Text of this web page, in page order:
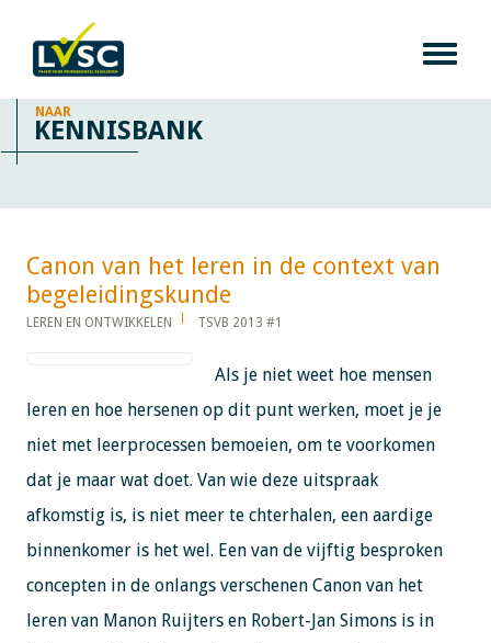
NAAR
KENNISBANK
Canon van het leren in de context van
begeleidingskunde​​​​​​
LEREN EN ONTWIKKELEN TSVB 2013 #1
Als je niet weet hoe mensen
leren en hoe hersenen op dit punt werken, moet je je
niet met leerprocessen bemoeien, om te voorkomen
dat je maar wat doet. Van wie deze uitspraak
afkomstig is, is niet meer te chterhalen, een aardige
binnenkomer is het wel. Een van de vijftig besproken
concepten in de onlangs verschenen Canon van het
leren van Manon Ruijters en Robert-Jan Simons is in